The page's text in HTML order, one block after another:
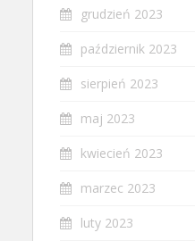
grudzień 2023
październik 2023
sierpień 2023
maj 2023
kwiecień 2023
marzec 2023
luty 2023